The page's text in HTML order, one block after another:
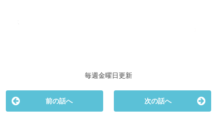
毎週金曜日更新
前の話へ 次の話へ